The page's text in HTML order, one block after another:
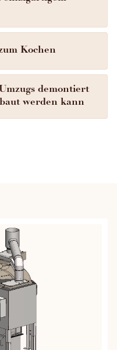
somit ein
Backen des Brotes.
Kochen
demontiert
werden kann